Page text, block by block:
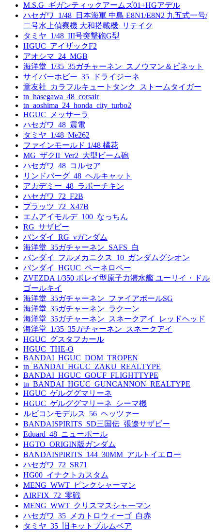
M.S.G_ギガンティックアームズ01+HGアデル
ハセガワ_1/48_日本海軍 中島 E8N1/E8N2 九五式一号/
二号水上偵察機 大和搭載機_リテイク
タミヤ_1/48_III号突撃砲G型
HGUC_アイザックF2
アオシマ_24_MGB
海洋堂_1/35_35ガチャーネン_スノウマン＆ビネット
サイバーホビー_35_ドライジーネ
童友社_カラフルキュートタンク_ストームタイガー
tn_hasegawa_48_corsair
tn_aoshima_24_honda_city_turbo2
HGUC_メッサーラ
ハセガワ_48_震電
タミヤ_1/48_Me262
ファインモールド 1/48 橘花
MG_ザクII_Ver2_大型ビーム砲
ハセガワ_48_コルセア
リンドバーグ_48_ヘルキャット
アカデミー_48_ラボーチキン
ハセガワ_72_F2B
プラッツ_72_X47B
エムアイモルデ_100_なっちん
RG_サザビー
バンダイ_RG_νガンダム
海洋堂_35ガチャーネン_SAFS_白
バンダイ_フルメカニクス_10_ガンダムグシオン
バンダイ_HGUC_ペーネロペー
ZVEZDA 1/350 ボレイ型原子力潜水艦 ユーリイ・ドル
ゴールキイ
海洋堂_35ガチャーネン_ファイアボールSG
海洋堂_35ガチャーネン_ラクーン
海洋堂_35ガチャーネン_スネークアイ_レッドヘッド
海洋堂_1/35_35ガチャーネン_スネークアイ
HGUC_グスタフカール
HGUC_THE-O
BANDAI_HGUC_DOM_TROPEN
tn_BANDAI_HGUC_ZAKU_REALTYPE
BANDAI_HGUC_GOUF_FLIGHTTYPE
tn_BANDAI_HGUC_GUNCANNON_REALTYPE
HGUC_ゲルググマリーネ
HGUC_ゲルググマリーネ_シーマ機
ルビコンモデルス_56_ヘッツァー
BANDAISPIRITS_SD三国伝_張遼サザビー
Eduard_48_ニューポール
HGTO_ORIGIN版ガンダム
BANDAISPIRITS_144_30MM_アルトイエロー
ハセガワ_72_SR71
HG00_イナクトカスタム
MENG_WWT_ピンクシャーマン
AIRFIX_72_零戦
MENG_WWT_クリスマスシャーマン
ハセガワ_35_メカトロウィーゴ_白赤
タミヤ_35_旧キットブルムベア